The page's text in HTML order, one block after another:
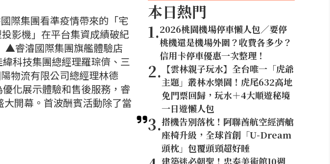
際集團看準疫情帶來的「宅
影機」在平台集資成績破紀
▲睿濬國際集團旗艦體驗店
科技集團總經理羅琮儕、三
物流有限公司總經理林德
化展示體驗和售後服務，睿
開幕。首波酬賓活動除了當
本日熱門
1.2026桃園機場停車懶人包／要停
桃機還是機場外圍？收費各多少？
信用卡停車優惠一次整理！
2. 【雲林親子玩水】全台唯一「虎爺
主題」叢林水樂園！虎尾632高地
免門票回歸，玩水＋4大順遊秘境
一日遊懶人包
3.搭機告別落枕！阿聯酋航空經濟艙
座椅升級，全球首創「U-Dream
頭枕」包覆頭頸超好睡
建築迷必朝聖！忠泰美術館10週